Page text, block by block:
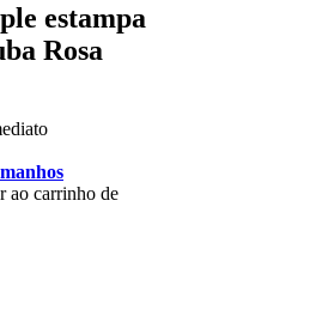
estampa
Rosa
ao carrinho de